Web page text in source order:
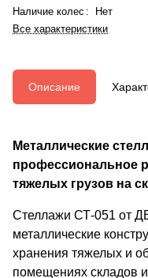
Наличие колес :
Нет
Все характеристики
Описание
Металлические
профессиональное
тяжелых грузов на
Стеллажи СТ-051 от
металлические
хранения тяжелых и
помещениях складов